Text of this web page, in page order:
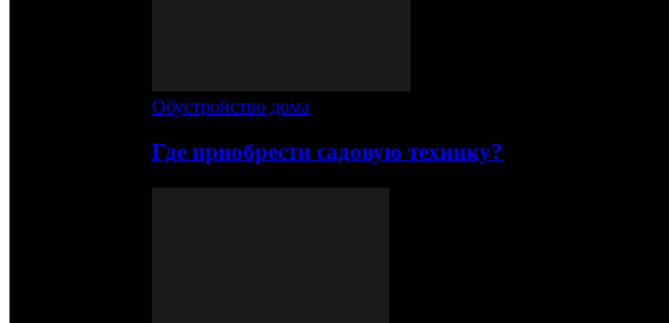
Обустройство дома
Где приобрести садовую технику?